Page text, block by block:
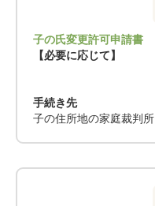
子の氏変更許可申請書
【必要に応じて】
手続き先
子の住所地の家庭裁判所